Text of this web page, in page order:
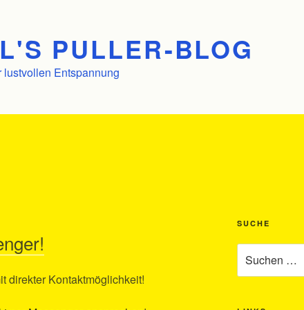
PULLER-BLOG
lustvollen Entspannung
direkter Kontaktmöglichkeit!
SUCHE
nach: